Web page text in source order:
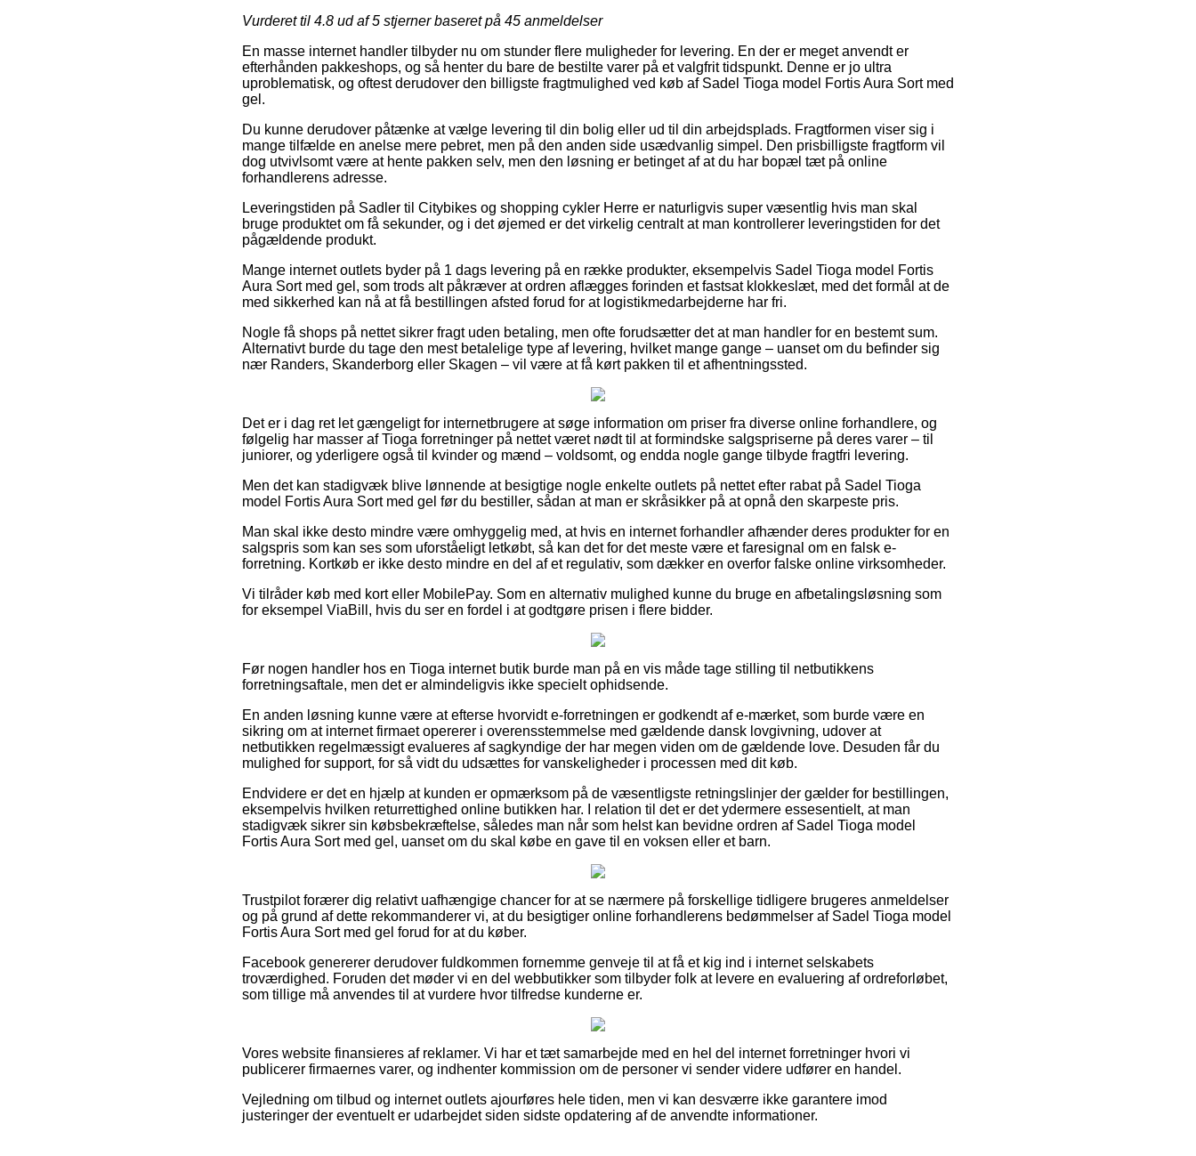
Vurderet til 4.8 ud af 5 stjerner baseret på 45 anmeldelser
En masse internet handler tilbyder nu om stunder flere muligheder for levering. En der er meget anvendt er
efterhånden pakkeshops, og så henter du bare de bestilte varer på et valgfrit tidspunkt. Denne er jo ultra
uproblematisk, og oftest derudover den billigste fragtmulighed ved køb af Sadel Tioga model Fortis Aura Sort med
gel.
Du kunne derudover påtænke at vælge levering til din bolig eller ud til din arbejdsplads. Fragtformen viser sig i
mange tilfælde en anelse mere pebret, men på den anden side usædvanlig simpel. Den prisbilligste fragtform vil
dog utvivlsomt være at hente pakken selv, men den løsning er betinget af at du har bopæl tæt på online
forhandlerens adresse.
Leveringstiden på Sadler til Citybikes og shopping cykler Herre er naturligvis super væsentlig hvis man skal
bruge produktet om få sekunder, og i det øjemed er det virkelig centralt at man kontrollerer leveringstiden for det
pågældende produkt.
Mange internet outlets byder på 1 dags levering på en række produkter, eksempelvis Sadel Tioga model Fortis
Aura Sort med gel, som trods alt påkræver at ordren aflægges forinden et fastsat klokkeslæt, med det formål at de
med sikkerhed kan nå at få bestillingen afsted forud for at logistikmedarbejderne har fri.
Nogle få shops på nettet sikrer fragt uden betaling, men ofte forudsætter det at man handler for en bestemt sum.
Alternativt burde du tage den mest betalelige type af levering, hvilket mange gange – uanset om du befinder sig
nær Randers, Skanderborg eller Skagen – vil være at få kørt pakken til et afhentningssted.
Det er i dag ret let gængeligt for internetbrugere at søge information om priser fra diverse online forhandlere, og
følgelig har masser af Tioga forretninger på nettet været nødt til at formindske salgspriserne på deres varer – til
juniorer, og yderligere også til kvinder og mænd – voldsomt, og endda nogle gange tilbyde fragtfri levering.
Men det kan stadigvæk blive lønnende at besigtige nogle enkelte outlets på nettet efter rabat på Sadel Tioga
model Fortis Aura Sort med gel før du bestiller, sådan at man er skråsikker på at opnå den skarpeste pris.
Man skal ikke desto mindre være omhyggelig med, at hvis en internet forhandler afhænder deres produkter for en
salgspris som kan ses som uforståeligt letkøbt, så kan det for det meste være et faresignal om en falsk e-
forretning. Kortkøb er ikke desto mindre en del af et regulativ, som dækker en overfor falske online virksomheder.
Vi tilråder køb med kort eller MobilePay. Som en alternativ mulighed kunne du bruge en afbetalingsløsning som
for eksempel ViaBill, hvis du ser en fordel i at godtgøre prisen i flere bidder.
Før nogen handler hos en Tioga internet butik burde man på en vis måde tage stilling til netbutikkens
forretningsaftale, men det er almindeligvis ikke specielt ophidsende.
En anden løsning kunne være at efterse hvorvidt e-forretningen er godkendt af e-mærket, som burde være en
sikring om at internet firmaet opererer i overensstemmelse med gældende dansk lovgivning, udover at
netbutikken regelmæssigt evalueres af sagkyndige der har megen viden om de gældende love. Desuden får du
mulighed for support, for så vidt du udsættes for vanskeligheder i processen med dit køb.
Endvidere er det en hjælp at kunden er opmærksom på de væsentligste retningslinjer der gælder for bestillingen,
eksempelvis hvilken returrettighed online butikken har. I relation til det er det ydermere essesentielt, at man
stadigvæk sikrer sin købsbekræftelse, således man når som helst kan bevidne ordren af Sadel Tioga model
Fortis Aura Sort med gel, uanset om du skal købe en gave til en voksen eller et barn.
Trustpilot forærer dig relativt uafhængige chancer for at se nærmere på forskellige tidligere brugeres anmeldelser
og på grund af dette rekommanderer vi, at du besigtiger online forhandlerens bedømmelser af Sadel Tioga model
Fortis Aura Sort med gel forud for at du køber.
Facebook genererer derudover fuldkommen fornemme genveje til at få et kig ind i internet selskabets
troværdighed. Foruden det møder vi en del webbutikker som tilbyder folk at levere en evaluering af ordreforløbet,
som tillige må anvendes til at vurdere hvor tilfredse kunderne er.
Vores website finansieres af reklamer. Vi har et tæt samarbejde med en hel del internet forretninger hvori vi
publicerer firmaernes varer, og indhenter kommission om de personer vi sender videre udfører en handel.
Vejledning om tilbud og internet outlets ajourføres hele tiden, men vi kan desværre ikke garantere imod
justeringer der eventuelt er udarbejdet siden sidste opdatering af de anvendte informationer.